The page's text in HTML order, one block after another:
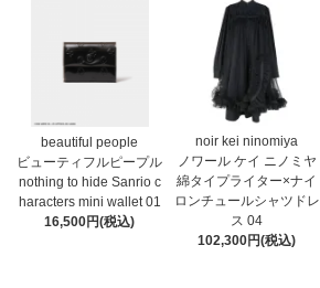
beautiful people
ビューティフルピープル
nothing to hide Sanrio c
haracters mini wallet⁠ 01
16,500円(税込)
noir kei ninomiya
ノワール ケイ ニノミヤ
綿タイプライター×ナイ
ロンチュールシャツドレ
ス 04
102,300円(税込)